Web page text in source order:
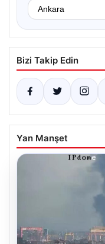
Bizi Takip Edin
Yan Manşet